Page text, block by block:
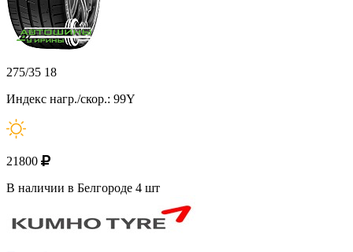
275/35 18
Индекс нагр./скор.: 99Y
21800
В наличии в Белгороде 4 шт